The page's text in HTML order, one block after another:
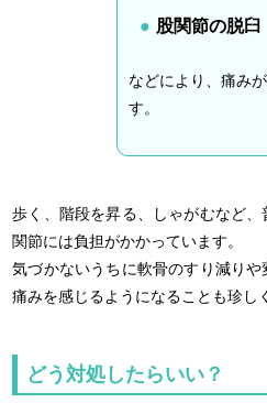
股関節の脱臼
などにより、痛み
す。
歩く、階段を昇る、しゃがむなど
関節には負担がかかっています。
気づかないうちに軟骨のすり減り
痛みを感じるようになることも珍し
どう対処したらいい？